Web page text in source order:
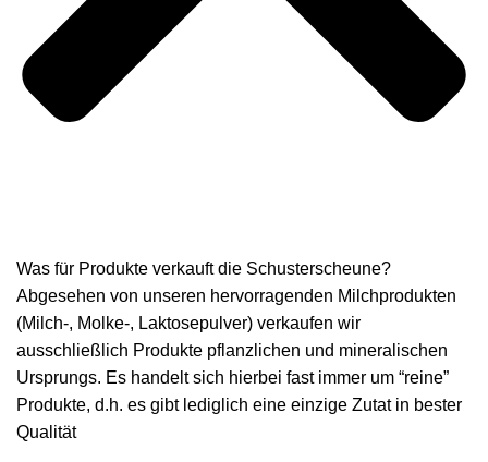
Was für Produkte verkauft die Schusterscheune?
Abgesehen von unseren hervorragenden Milchprodukten
(Milch-, Molke-, Laktosepulver) verkaufen wir
ausschließlich Produkte pflanzlichen und mineralischen
Ursprungs. Es handelt sich hierbei fast immer um “reine”
Produkte, d.h. es gibt lediglich eine einzige Zutat in bester
Qualität